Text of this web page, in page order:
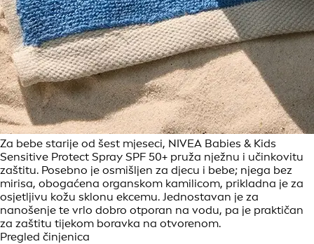
Za bebe starije od šest mjeseci, NIVEA Babies & Kids
Sensitive Protect Spray SPF 50+ pruža nježnu i učinkovitu
zaštitu. Posebno je osmišljen za djecu i bebe; njega bez
mirisa, obogaćena organskom kamilicom, prikladna je za
osjetljivu kožu sklonu ekcemu. Jednostavan je za
nanošenje te vrlo dobro otporan na vodu, pa je praktičan
za zaštitu tijekom boravka na otvorenom.
Pregled činjenica